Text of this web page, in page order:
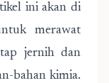
ini akan di
merawat
jernih dan
bahan kimia.